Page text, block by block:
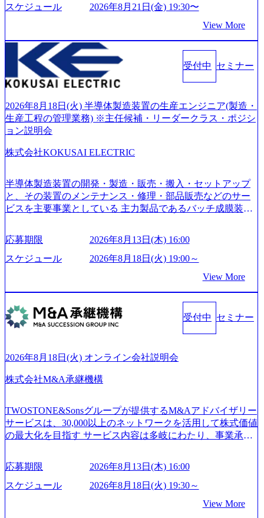
て、20年以上にわたってFintech業界を中心に最先端テクノ
つ、あらゆる業種・業界のクライアントの企業価値の最大
化を支援するために、戦略策定、組織改革、人材育成、業
務改善、実行支援などのコンサルティングサービスを一気
通貫で提供するのが特徴（いわゆる総合コンサルティング
ファーム） 社名の由来は”DXエリアにSpir（槍）を指して
ていく”という位置づけ 一昔前は金融が強い企業として認知
されていたが、現在金融の売上割合は全体の3割。現在はTo
C事業を始め、パブリック、製造業、通信、エンタメ、教
はあるが、社員の興味のある分野やスキルを活用したいな
着けたい方でも幅広に経験を積みたい方でも、キャリア形
成が柔軟に可能な環境である。 https://storage.googleapis.com/
our-vision-production.appspot.com/public/images/20240925204135
_93b1bff3-f71c-4bc9-8bd9-72a8a4826007_1200x554.webp https://
mages/20250502152751_46c65543-87ef-4e86-a85a-8649e1c532f9
_956x512.webp https://storage.googleapis.com/our-vision-producti
on.appspot.com/public/images/20250502152804_ba6aaa1a-9ffc-4f
m/our-vision-production.appspot.com/public/images/202505021528
31_721b100c-62c9-4258-aa0e-97182898115f_960x510.webp シ
ンプレクス社は、FinTech領域に強みを持つITコンサルティ
ング会社で、NRI、NTTDATAと同じく世界のFinTech Ranki
ngsTop 100企業にも選出されている。ITコンサルティング、
特長 ビジネスへの深い理解を持つコンサルタントが集うXs
pearと、最先端テクノロジーに深い知見を持つシンプレクス
社またはグループ会社との協力体制を築いている Xspear社
sion-production.appspot.com/public/images/20240925204111_caa9
4e4b-6aae-45a6-a0ce-b98154c816a2_1153x543.webp メンバー情
報 (https://www.xspear.co.jp/member/)一部抜粋 - 伊勢山 昇吾氏:
業界で新規事業戦略、成長戦略、PMI推進、業務改革等の幅
広いプロジェクトに従事 - 鈴木健仁氏：新卒でベイカレン
トに入社し最年少ディレクターを経てXspearに参画 - 梶田
威人氏：BCG出身。金融業界における戦略策定、DX戦略立
案、人事組織テーマに強みを持ち、メディア・エンタメ業
スケジュール
2026年8月21日(金) 19:30〜
View More
受付中 セミナー
2026年8月18日(火) 半導体製造装置の生産エンジニア(製造・
生産工程の管理業務) ※主任候補・リーダークラス・ポジシ
ョン説明会
株式会社KOKUSAI ELECTRIC
半導体製造装置の開発・製造・販売・搬入・セットアップ
と、その装置のメンテナンス・修理・部品販売などのサー
ビスを主要事業としている 主力製品であるバッチ成膜装置
世界トップクラスのシェアを有している 技術と対話を通じ
て未来を創造し、社会課題の解決に貢献することを目指し
ている Mission:私たちの技術/私たちの対話 Vision:夢を未来
話 IoT社会の浸透、AIの加速等により半導体需要は世界中で
急伸長しており、それに伴い半導体製造装置の需要も伸長
中 https://storage.googleapis.com/our-vision-production.appspot.co
m/public/images/20260224131045_0fee4978-bb25-43a7-a367-542
6b95cd599_1200x543.webp https://storage.googleapis.com/our-visi
cb8-329e-4a45-a8f5-73d9728b2cd7_1200x486.webp https://storag
e.googleapis.com/our-vision-production.appspot.com/public/image
s/20260224131100_d8b3379f-6e64-4566-aea4-924f21977d35_120
0x460.webp https://storage.googleapis.com/our-vision-production.a
810e-138e27965ee8_1200x386.webp グローバル人財育成を目
的とした「語学研修」、効果的なプレゼンのポイントを掴
み実践に強くなるための「プレゼン研修」、自社キャリア
アドバイザーによる自身のキャリア構築をめざす「キャリ
スタイム制度を実施しており、月単位の決められた労働時
間の範囲内で、出社・退社の時刻を社員の自己裁量に委
ね、ワークライフバランスを図りながら効率的に働くこと
ができる 【休日】 土日祝休みの完全週休2日制 2025年度の
応募期限
2026年8月13日(木) 16:00
スケジュール
2026年8月18日(火) 19:00～
View More
受付中 セミナー
2026年8月18日(火) オンライン会社説明会
株式会社M&A承継機構
TWOSTONE&Sonsグループが提供するM&Aアドバイザリー
サービスは、30,000以上のネットワークを活用して株式価値
の最大化を目指す サービス内容は多岐にわたり、事業承継
リーなどが含まれており、幅広いニーズに対応 譲渡企業に
対しては完全成功報酬制を採用し、M&A以外の選択肢も尊
重する姿勢を持ち、将来の株価成長を取り込むスキームの
&A業界のリーディングカンパニーであり、領域にこだわら
応募期限
2026年8月13日(木) 16:00
スケジュール
2026年8月18日(火) 19:30～
View More